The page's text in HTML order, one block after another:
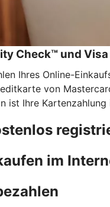
Check™ und
Ihres Online-
von
ist Ihre
im